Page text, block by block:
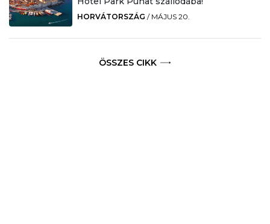
HORVÁTORSZÁG / MÁJUS 20.
ÖSSZES CIKK